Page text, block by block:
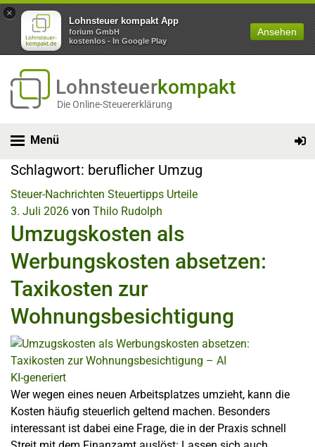
×
Lohnsteuer kompakt App
forium GmbH
kostenlos - In Google Play
Ansehen
Lohnsteuerkompakt
Die Online-Steuererklärung
Menü
Schlagwort: beruflicher Umzug
Steuer-Nachrichten Steuertipps Urteile
3. Juli 2026 von Thilo Rudolph
Umzugskosten als
Werbungskosten absetzen:
Taxikosten zur
Wohnungsbesichtigung
KI-generiert
Wer wegen eines neuen Arbeitsplatzes umzieht, kann die
Kosten häufig steuerlich geltend machen. Besonders
interessant ist dabei eine Frage, die in der Praxis schnell